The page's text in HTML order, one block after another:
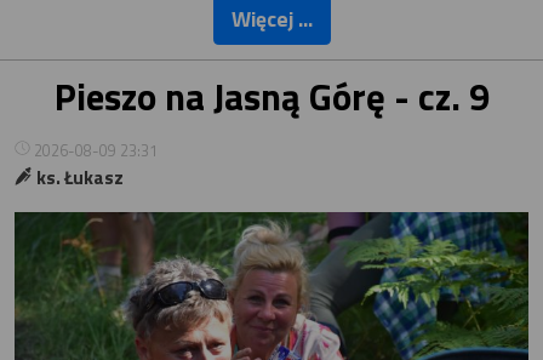
Więcej ...
Pieszo na Jasną Górę - cz. 9
2026-08-09 23:31
ks. Łukasz